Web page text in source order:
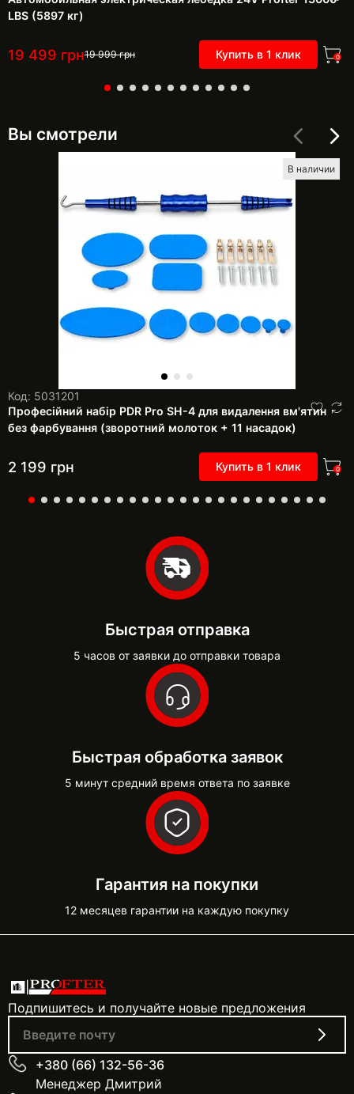
LBS (5897 кг)
19 499 грн19 999грн Купить в 1 клик 0
Вы смотрели
В наличии
Код: 5031201
Професійний набір PDR Pro SH-4 для видалення вм'ятин
без фарбування (зворотний молоток + 11 насадок)
2 199 грн Купить в 1 клик 0
Быстрая отправка
5 часов от заявки до отправки товара
Быстрая обработка заявок
5 минут средний время ответа по заявке
Гарантия на покупки
12 месяцев гарантии на каждую покупку
Подпишитесь и получайте новые предложения
+380 (66) 132-56-36
Менеджер Дмитрий